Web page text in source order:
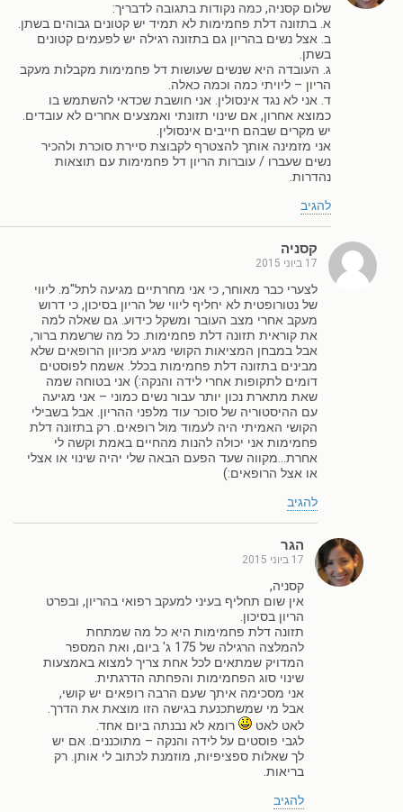
שלום קסניה, כמה נקודות בתגובה לדבריך:
א. בתזונה דלת פחמימות לא תמיד יש קטונים גבוהים בשתן.
ב. אצל נשים בהריון גם בתזונה רגילה יש לפעמים קטונים
בשתן.
ג. העובדה היא שנשים שעושות דל פחמימות מקבלות מעקב
הריון – ליויתי כמה וכמה כאלה.
ד. אני לא נגד אינסולין. אני חושבת שכדאי להשתמש בו
כמוצא אחרון, אם שינוי תזונתי ואמצעים אחרים לא עובדים.
יש מקרים שבהם חייבים אינסולין.
אני מזמינה אותך להצטרף לקבוצת סיירת סוכרת ולהכיר
נשים שעברו / עוברות הריון דל פחמימות עם תוצאות
נהדרות.
להגיב
קסניה
17 ביוני 2015
לצערי כבר מאוחר, כי אני מחרתיים מגיעה לתל"מ. ליווי
של נטורופטית לא יחליף ליווי של הריון בסיכון, כי דרוש
מעקב אחרי מצב העובר ומשקל כידוע. גם שאלה למה
את קוראית תזונה דלת פחמימות. כל מה שרשמת ברור,
אבל במבחן המציאות הקושי מגיע מכיוון הרופאים שלא
מבינים בתזונה דלת פחמימות בכלל. אשמח לפוסטים
דומים לתקופות אחרי לידה והנקה:) אני בטוחה שמה
שאת מתארת נכון יותר עבור נשים כמוני – אני מגיעה
עם ההיסטוריה של סוכר עוד מלפני ההריון. אבל בשבילי
הקושי האמיתי היה לעמוד מול רופאים. רק בתזונה דלת
פחמימות אני יכולה להנות מהחיים באמת וקשה לי
אחרת…מקווה שעד הפעם הבאה שלי יהיה שינוי או אצלי
או אצל הרופאים:)
להגיב
הגר
17 ביוני 2015
קסניה,
אין שום תחליף בעיני למעקב רפואי בהריון, ובפרט
הריון בסיכון.
תזונה דלת פחמימות היא כל מה שמתחת
להמלצה הרגילה של 175 ג' ביום, ואת המספר
המדויק שמתאים לכל אחת צריך למצוא באמצעות
שינוי סוג הפחמימות והפחתה הדרגתית.
אני מסכימה איתך שעם הרבה רופאים יש קושי,
אבל מי שמשתכנעת בגישה הזו מוצאת את הדרך.
לאט לאט
רומא לא נבנתה ביום אחד.
לגבי פוסטים על לידה והנקה – מתוכננים. אם יש
לך שאלות ספציפיות, מוזמנת לכתוב לי אותן. רק
בריאות.
להגיב